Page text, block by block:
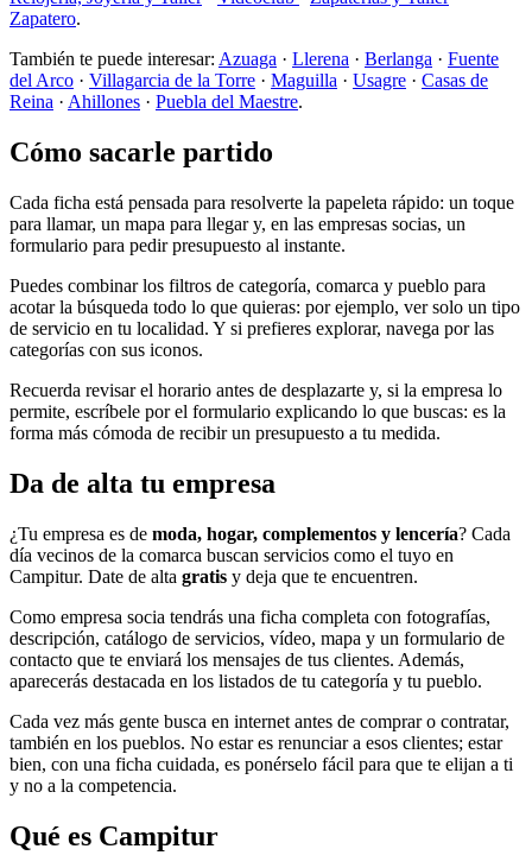
Zapatero.
También te puede interesar: Azuaga · Llerena · Berlanga · Fuente
del Arco · Villagarcia de la Torre · Maguilla · Usagre · Casas de
Reina · Ahillones · Puebla del Maestre.
Cómo sacarle partido
Cada ficha está pensada para resolverte la papeleta rápido: un toque
para llamar, un mapa para llegar y, en las empresas socias, un
formulario para pedir presupuesto al instante.
Puedes combinar los filtros de categoría, comarca y pueblo para
acotar la búsqueda todo lo que quieras: por ejemplo, ver solo un tipo
de servicio en tu localidad. Y si prefieres explorar, navega por las
categorías con sus iconos.
Recuerda revisar el horario antes de desplazarte y, si la empresa lo
permite, escríbele por el formulario explicando lo que buscas: es la
forma más cómoda de recibir un presupuesto a tu medida.
Da de alta tu empresa
¿Tu empresa es de moda, hogar, complementos y lencería? Cada
día vecinos de la comarca buscan servicios como el tuyo en
Campitur. Date de alta gratis y deja que te encuentren.
Como empresa socia tendrás una ficha completa con fotografías,
descripción, catálogo de servicios, vídeo, mapa y un formulario de
contacto que te enviará los mensajes de tus clientes. Además,
aparecerás destacada en los listados de tu categoría y tu pueblo.
Cada vez más gente busca en internet antes de comprar o contratar,
también en los pueblos. No estar es renunciar a esos clientes; estar
bien, con una ficha cuidada, es ponérselo fácil para que te elijan a ti
y no a la competencia.
Qué es Campitur